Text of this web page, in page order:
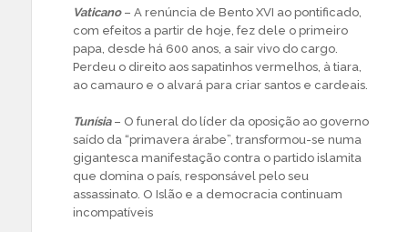
Vaticano– A renúncia de Bento XVI ao pontificado,
com efeitos a partir de hoje, fez dele o primeiro
papa, desde há 600 anos, a sair vivo do cargo.
Perdeu o direito aos sapatinhos vermelhos, à tiara,
ao camauro e o alvará para criar santos e cardeais.
Tunísia– O funeral do líder da oposição ao governo
saído da “primavera árabe”, transformou-se numa
gigantesca manifestação contra o partido islamita
que domina o país, responsável pelo seu
assassinato. O Islão e a democracia continuam
incompatíveis